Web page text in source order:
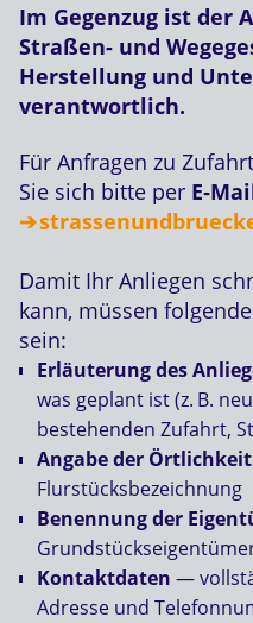
Im Gegenzug ist der
Straßen- und
Herstellung und
verantwortlich.
Für Anfragen zu
Sie sich bitte per
Damit Ihr Anliegen
kann, müssen
sein:
Erläuterung des
was geplant ist (z. B.
bestehenden Zufahrt,
Angabe der Örtlichkeit
Flurstücksbezeichnung
Benennung der
Kontaktdaten —
Adresse und